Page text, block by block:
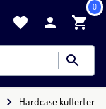
0
Hardcase kufferter